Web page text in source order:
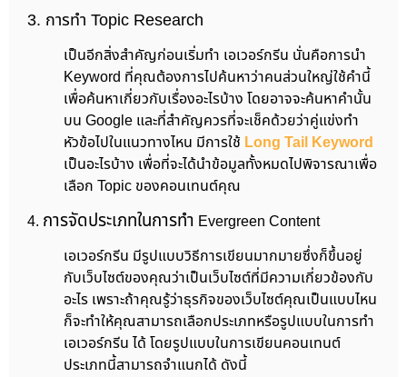
3. การทำ Topic Research
เป็นอีกสิ่งสำคัญก่อนเริ่มทำ เอเวอร์กรีน นั่นคือการนำ
Keyword ที่คุณต้องการไปค้นหาว่าคนส่วนใหญ่ใช้คำนี้
เพื่อค้นหาเกี่ยวกับเรื่องอะไรบ้าง โดยอาจจะค้นหาคำนั้น
บน Google และที่สำคัญควรที่จะเช็คด้วยว่าคู่แข่งทำ
หัวข้อไปในแนวทางไหน มีการใช้ Long Tail Keyword
เป็นอะไรบ้าง เพื่อที่จะได้นำข้อมูลทั้งหมดไปพิจารณาเพื่อ
เลือก Topic ของคอนเทนต์คุณ
4. การจัดประเภทในการทำ Evergreen Content
เอเวอร์กรีน มีรูปแบบวิธีการเขียนมากมายซึ่งก็ขึ้นอยู่
กับเว็บไซต์ของคุณว่าเป็นเว็บไซต์ที่มีความเกี่ยวข้องกับ
อะไร เพราะถ้าคุณรู้ว่าธุรกิจของเว็บไซต์คุณเป็นแบบไหน
ก็จะทำให้คุณสามารถเลือกประเภทหรือรูปแบบในการทำ
เอเวอร์กรีน ได้ โดยรูปแบบในการเขียนคอนเทนต์
ประเภทนี้สามารถจำแนกได้ ดังนี้